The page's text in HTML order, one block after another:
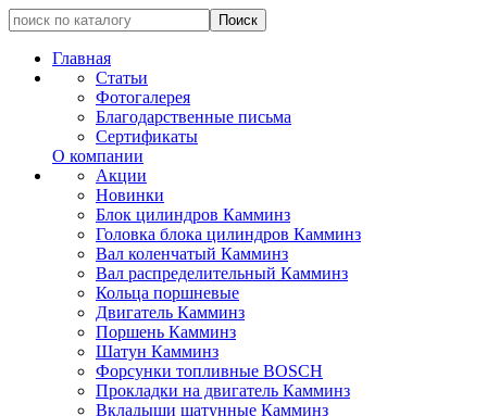
Главная
Статьи
Фотогалерея
Благодарственные письма
Сертификаты
О компании
Акции
Новинки
Блок цилиндров Камминз
Головка блока цилиндров Камминз
Вал коленчатый Камминз
Вал распределительный Камминз
Кольца поршневые
Двигатель Камминз
Поршень Камминз
Шатун Камминз
Форсунки топливные BOSCH
Прокладки на двигатель Камминз
Вкладыши шатунные Камминз